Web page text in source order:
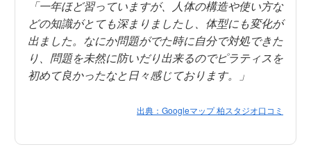
「一年ほど習っていますが、人体の構造や使い方な
どの知識がとても深まりましたし、体型にも変化が
出ました。なにか問題がでた時に自分で対処できた
り、問題を未然に防いだり出来るのでピラティスを
初めて良かったなと日々感じております。」
出典：Googleマップ 柏スタジオ口コミ